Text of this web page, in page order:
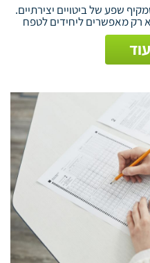
שפע של ביטויים יצירתיים.
רק מאפשרים ליחידים לטפח